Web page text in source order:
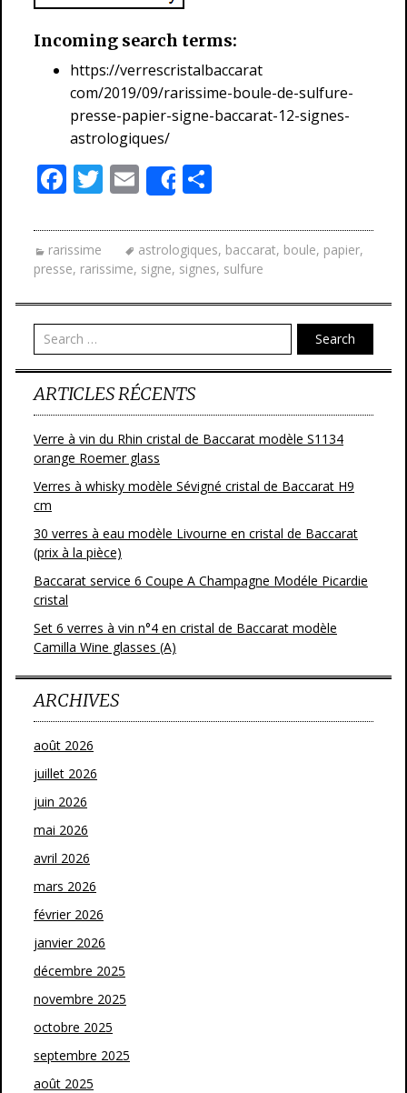
Incoming search terms:
https://verrescristalbaccarat
com/2019/09/rarissime-boule-de-sulfure-
presse-papier-signe-baccarat-12-signes-
astrologiques/
F
ac
e
b
o
o
k
T
w
itt
er
E
m
ai
l
Share
ta
g
er
rarissime astrologiques, baccarat, boule, papier,
presse, rarissime, signe, signes, sulfure
Search
ARTICLES RÉCENTS
Verre à vin du Rhin cristal de Baccarat modèle S1134
orange Roemer glass
Verres à whisky modèle Sévigné cristal de Baccarat H9
cm
30 verres à eau modèle Livourne en cristal de Baccarat
(prix à la pièce)
Baccarat service 6 Coupe A Champagne Modéle Picardie
cristal
Set 6 verres à vin n°4 en cristal de Baccarat modèle
Camilla Wine glasses (A)
ARCHIVES
août 2026
juillet 2026
juin 2026
mai 2026
avril 2026
mars 2026
février 2026
janvier 2026
décembre 2025
novembre 2025
octobre 2025
septembre 2025
août 2025